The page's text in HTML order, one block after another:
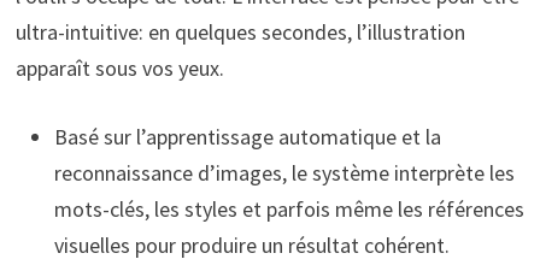
ultra-intuitive: en quelques secondes, l’illustration
apparaît sous vos yeux.
Basé sur l’apprentissage automatique et la
reconnaissance d’images, le système interprète les
mots-clés, les styles et parfois même les références
visuelles pour produire un résultat cohérent.